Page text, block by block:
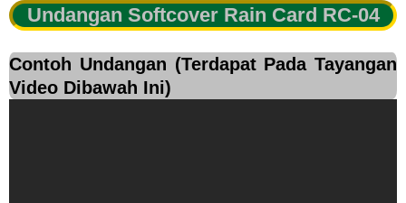
Undangan Softcover Rain Card RC-04
Contoh Undangan (Terdapat Pada Tayangan
Video Dibawah Ini)